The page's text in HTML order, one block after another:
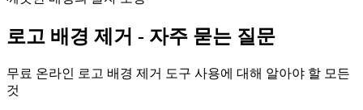
로고 배경 제거 - 자주 묻는 질문
무료 온라인 로고 배경 제거 도구 사용에 대해 알아야 할 모든
것